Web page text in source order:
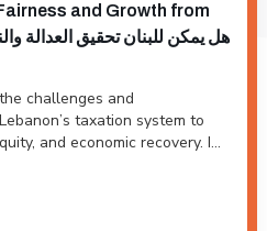
and Growth from
challenges and
taxation system to
and economic recovery. I...